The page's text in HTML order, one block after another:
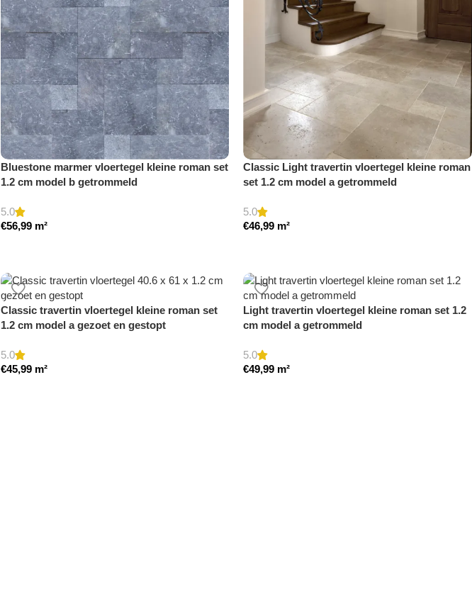
Bluestone marmer vloertegel kleine roman set
1.2 cm model b getrommeld
5.0
€56,99 m²
Classic Light travertin vloertegel kleine roman
set 1.2 cm model a getrommeld
5.0
€46,99 m²
Classic travertin vloertegel kleine roman set
1.2 cm model a gezoet en gestopt
5.0
€45,99 m²
Light travertin vloertegel kleine roman set 1.2
cm model a getrommeld
5.0
€49,99 m²